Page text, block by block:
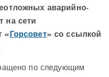
аварийно-
на сети
«
Горсовет» со ссылкой
по следующим